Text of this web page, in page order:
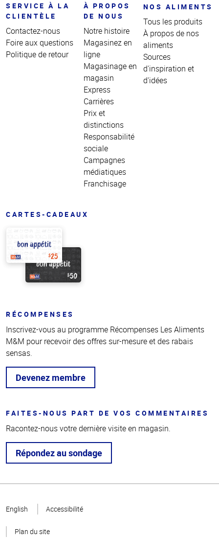
SERVICE À LA
CLIENTÈLE
Contactez-nous
Foire aux questions
Politique de retour
À PROPOS
DE NOUS
Notre histoire
Magasinez en
ligne
Magasinage en
magasin
Express
Carrières
Prix et
distinctions
Responsabilité
sociale
Campagnes
médiatiques
Franchisage
NOS ALIMENTS
Tous les produits
À propos de nos
aliments
Sources
d'inspiration et
d'idées
CARTES-CADEAUX
RÉCOMPENSES
Inscrivez-vous au programme Récompenses Les Aliments
M&M pour recevoir des offres sur-mesure et des rabais
sensas.
Devenez membre
FAITES-NOUS PART DE VOS COMMENTAIRES
Racontez-nous votre dernière visite en magasin.
Répondez au sondage
page
English Accessibilité
Plan du site